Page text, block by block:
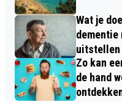
Wat je
dementie
uitstellen
Zo kan
de hand